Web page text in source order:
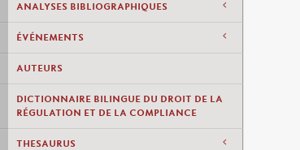
ANALYSES BIBLIOGRAPHIQUES
ÉVÉNEMENTS
AUTEURS
DICTIONNAIRE BILINGUE DU DROIT DE LA
RÉGULATION ET DE LA COMPLIANCE
THESAURUS